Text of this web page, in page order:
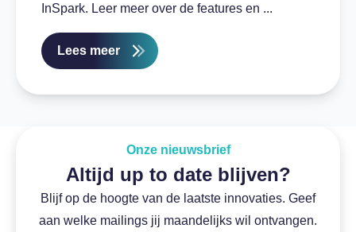
InSpark. Leer meer over de features en ...
Lees meer
Onze nieuwsbrief
Altijd up to date blijven?
Blijf op de hoogte van de laatste innovaties. Geef
aan welke mailings jij maandelijks wil ontvangen.